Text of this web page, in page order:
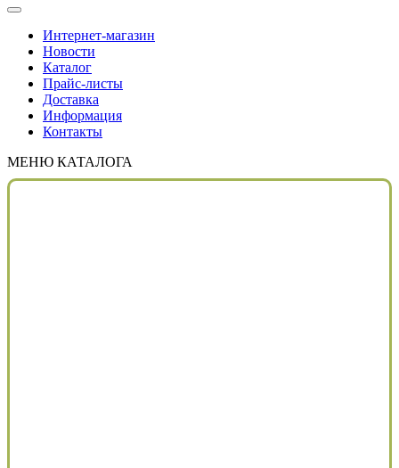
Интернет-магазин
Новости
Каталог
Прайс-листы
Доставка
Информация
Контакты
МЕНЮ КАТАЛОГА